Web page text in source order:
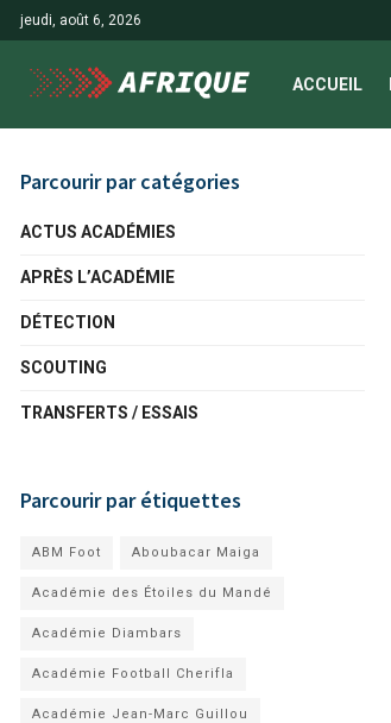
jeudi, août 6, 2026
ACCUEIL
Parcourir par catégories
ACTUS ACADÉMIES
APRÈS L’ACADÉMIE
DÉTECTION
SCOUTING
TRANSFERTS / ESSAIS
Parcourir par étiquettes
ABM Foot Aboubacar Maiga
Académie des Étoiles du Mandé
Académie Diambars
Académie Football Cherifla
Académie Jean-Marc Guillou